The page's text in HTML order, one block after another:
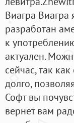
Виагра
разработан
к
актуален.
сейчас, так
долго,
Софт вы
вернет вам